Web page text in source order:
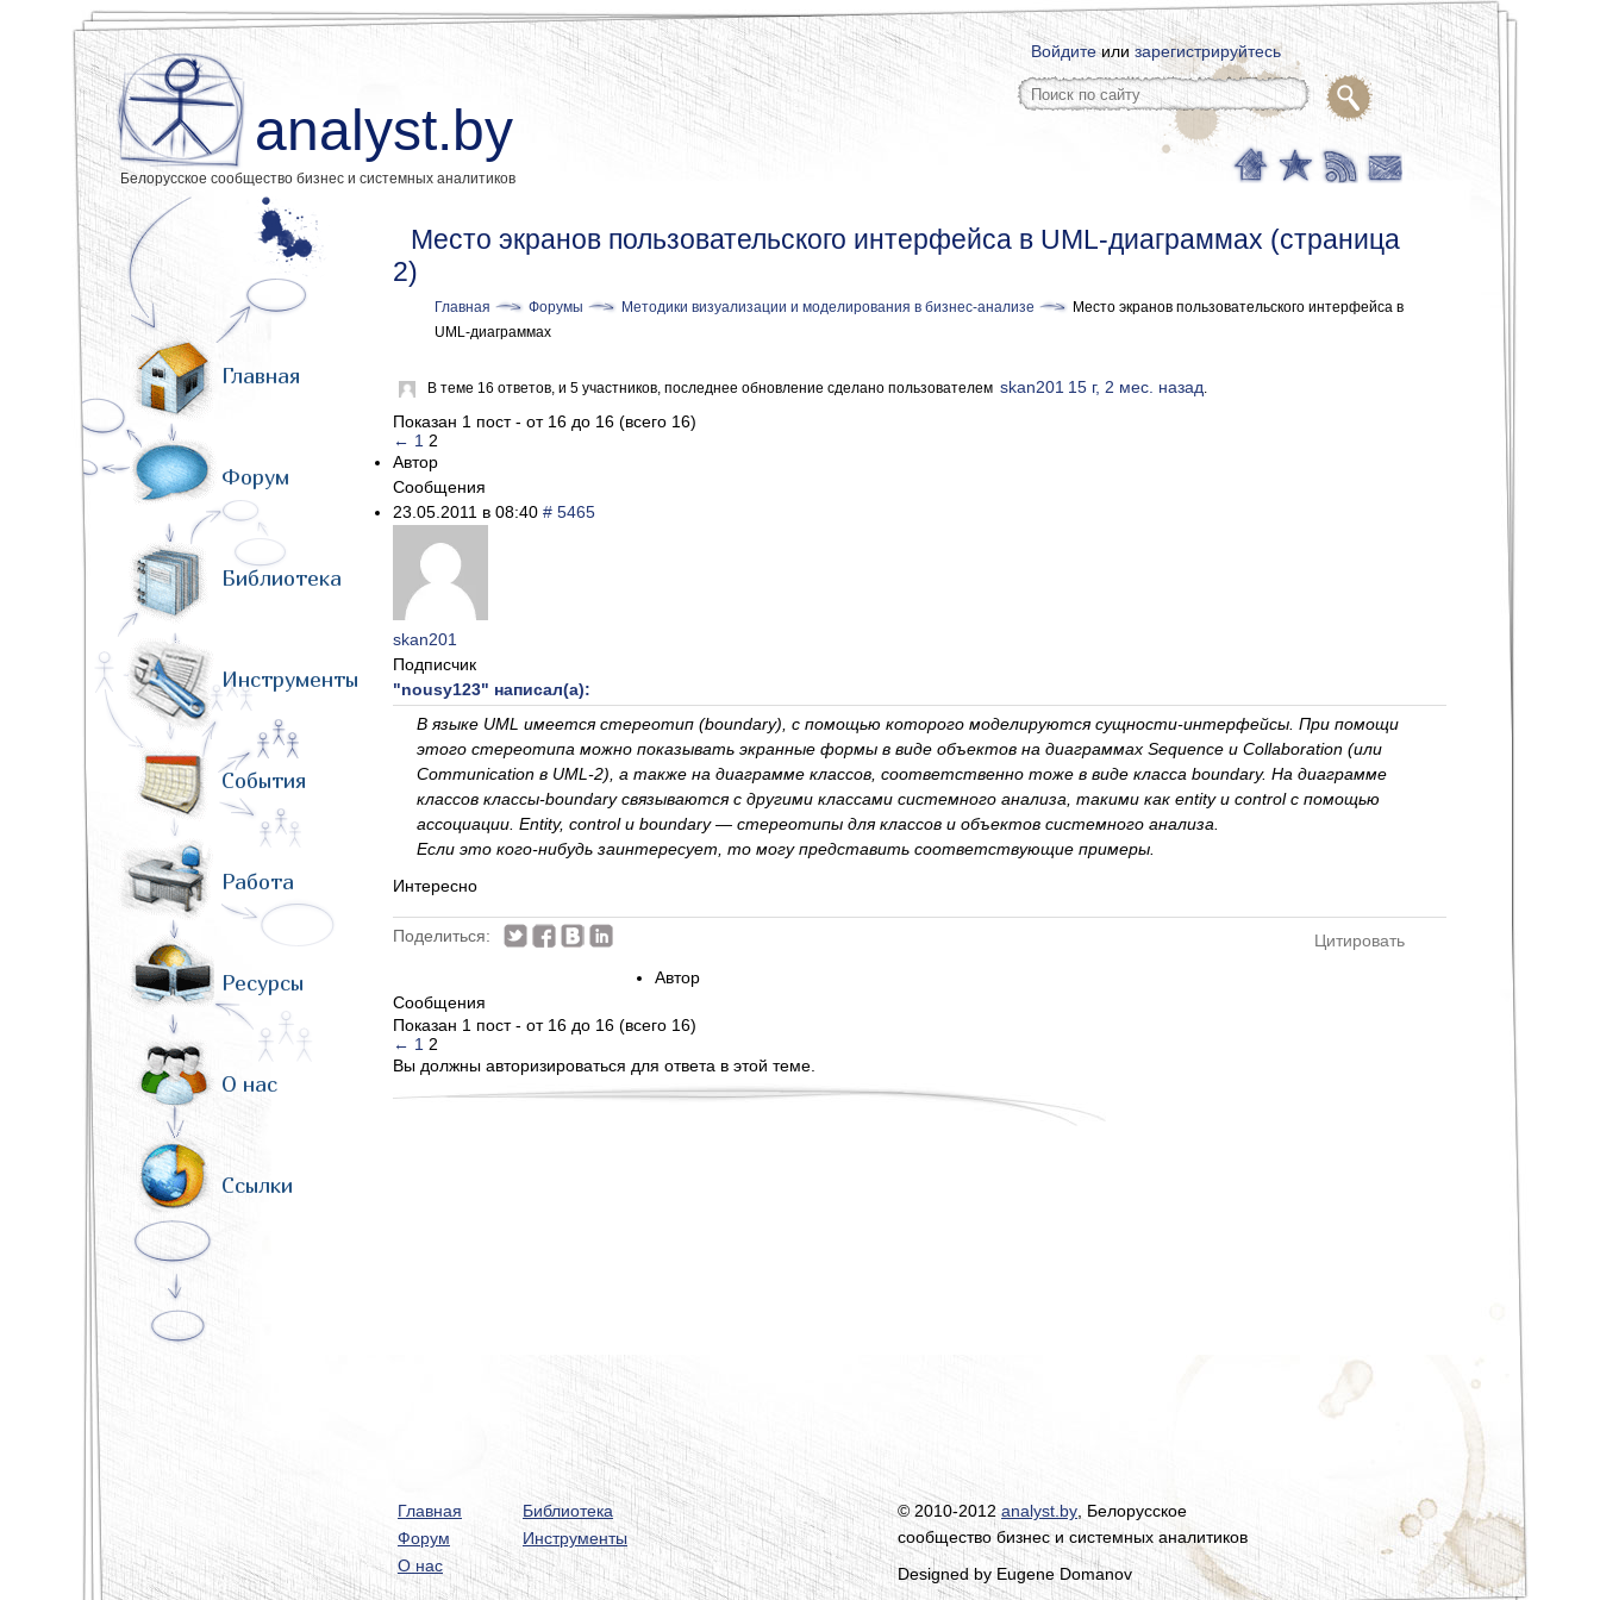
analyst.by
Белорусское сообщество бизнес и системных аналитиков
Войдитеилизарегистрируйтесь
Главная
Форум
Библиотека
Инструменты
События
Работа
Ресурсы
О нас
Ссылки
Место экранов пользовательского интерфейса в UML-диаграммах (страница
2)
Главная Форумы Методики визуализации и моделирования в бизнес-анализе
Место экранов пользовательского интерфейса в
UML-диаграммах
В теме 16 ответов, и 5 участников, последнее обновление сделано пользователем skan201 15 г, 2 мес. назад.
Показан 1 пост - от 16 до 16 (всего 16)
← 1 2
Автор
Сообщения
23.05.2011 в 08:40 # 5465
skan201
Подписчик
"nousy123" написал(а):
В языке UML имеется стереотип (boundary), с помощью которого моделируются сущности-интерфейсы. При помощи
этого стереотипа можно показывать экранные формы в виде объектов на диаграммах Sequence и Collaboration (или
Communication в UML-2), а также на диаграмме классов, соответственно тоже в виде класса boundary. На диаграмме
классов классы-boundary связываются с другими классами системного анализа, такими как entity и control с помощью
ассоциации. Entity, control и boundary — стереотипы для классов и объектов системного анализа.
Если это кого-нибудь заинтересует, то могу представить соответствующие примеры.
Интересно
Поделиться:
Цитировать
Автор
Сообщения
Показан 1 пост - от 16 до 16 (всего 16)
← 1 2
Вы должны авторизироваться для ответа в этой теме.
Главная
Библиотека
Форум
Инструменты
О нас
© 2010-2012 analyst.by , Белорусское
сообщество бизнес и системных аналитиков
Designed by Eugene Domanov